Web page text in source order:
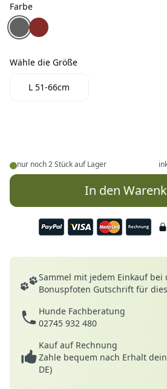
Farbe
Farbe
Ruffwear Front Range™ 2.0
Ruffwear Front Range™ 2.0
Wähle die Größe
L 51-66cm
nur noch 2 Stück auf Lager
In den
Deine Vorteile
Sammel mit jedem Einkauf bei
Bonuspfoten Gutschrift für
Hunde Fachberatung
02745 932 480
Kauf auf Rechnung
Zahle bequem nach Erhalt
DE)